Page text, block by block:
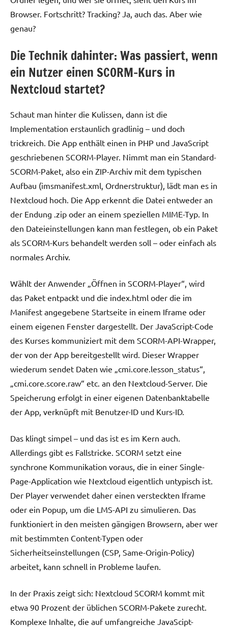
Browser. Fortschritt? Tracking? Ja, auch das. Aber wie
genau?
Die Technik dahinter: Was passiert, wenn
ein Nutzer einen SCORM-Kurs in
Nextcloud startet?
Schaut man hinter die Kulissen, dann ist die
Implementation erstaunlich gradlinig – und doch
trickreich. Die App enthält einen in PHP und JavaScript
geschriebenen SCORM-Player. Nimmt man ein Standard-
SCORM-Paket, also ein ZIP-Archiv mit dem typischen
Aufbau (imsmanifest.xml, Ordnerstruktur), lädt man es in
Nextcloud hoch. Die App erkennt die Datei entweder an
der Endung .zip oder an einem speziellen MIME-Typ. In
den Dateieinstellungen kann man festlegen, ob ein Paket
als SCORM-Kurs behandelt werden soll – oder einfach als
normales Archiv.
Wählt der Anwender „Öffnen in SCORM-Player“, wird
das Paket entpackt und die index.html oder die im
Manifest angegebene Startseite in einem Iframe oder
einem eigenen Fenster dargestellt. Der JavaScript-Code
des Kurses kommuniziert mit dem SCORM-API-Wrapper,
der von der App bereitgestellt wird. Dieser Wrapper
wiederum sendet Daten wie „cmi.core.lesson_status“,
„cmi.core.score.raw“ etc. an den Nextcloud-Server. Die
Speicherung erfolgt in einer eigenen Datenbanktabelle
der App, verknüpft mit Benutzer-ID und Kurs-ID.
Das klingt simpel – und das ist es im Kern auch.
Allerdings gibt es Fallstricke. SCORM setzt eine
synchrone Kommunikation voraus, die in einer Single-
Page-Application wie Nextcloud eigentlich untypisch ist.
Der Player verwendet daher einen versteckten Iframe
oder ein Popup, um die LMS-API zu simulieren. Das
funktioniert in den meisten gängigen Browsern, aber wer
mit bestimmten Content-Typen oder
Sicherheitseinstellungen (CSP, Same-Origin-Policy)
arbeitet, kann schnell in Probleme laufen.
In der Praxis zeigt sich: Nextcloud SCORM kommt mit
etwa 90 Prozent der üblichen SCORM-Pakete zurecht.
Komplexe Inhalte, die auf umfangreiche JavaScipt-